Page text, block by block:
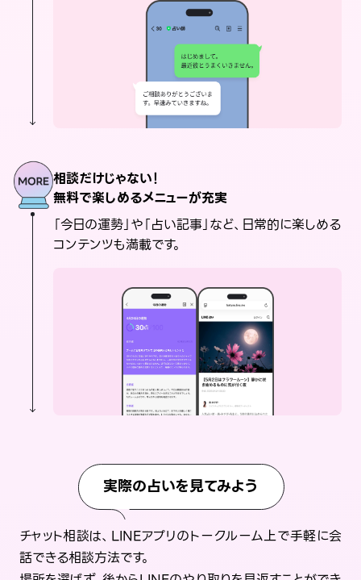
相談だけじゃない！
無料で楽しめるメニューが充実
「今日の運勢」や「占い記事」など、日常的に楽しめる
コンテンツも満載です。
実際の占いを見てみよう
チャット相談は、LINEアプリのトークルーム上で手軽に会
話できる相談方法です。